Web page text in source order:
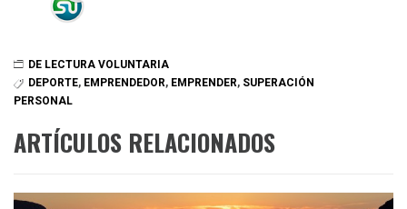
DE LECTURA VOLUNTARIA
DEPORTE, EMPRENDEDOR, EMPRENDER, SUPERACIÓN
PERSONAL
ARTÍCULOS RELACIONADOS